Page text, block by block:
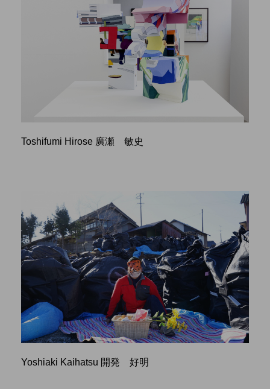
Toshifumi Hirose 廣瀬 敏史
Yoshiaki Kaihatsu 開発 好明